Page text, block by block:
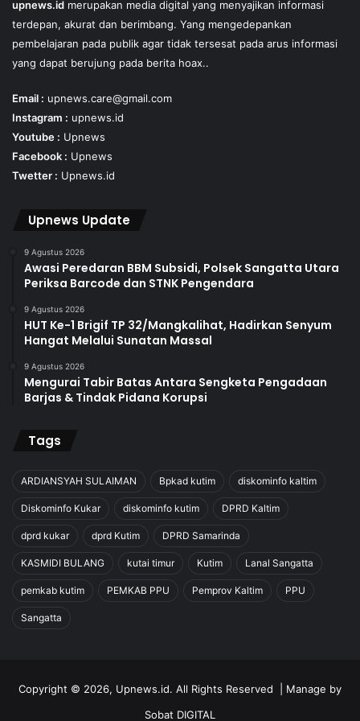
upnews.id merupakan media digital yang menyajikan informasi
terdepan, akurat dan berimbang. Yang mengedepankan
pembelajaran pada publik agar tidak tersesat pada arus informasi
yang dapat berujung pada berita hoax..
Email : upnews.care@gmail.com
Instagram : upnews.id
Youtube : Upnews
Facebook : Upnews
Twetter : Upnews.id
Upnews Update
9 Agustus 2026
Awasi Peredaran BBM Subsidi, Polsek Sangatta Utara
Periksa Barcode dan STNK Pengendara
9 Agustus 2026
HUT Ke-1 Brigif TP 32/Mangkalihat, Hadirkan Senyum
Hangat Melalui Sunatan Massal
9 Agustus 2026
Mengurai Tabir Batas Antara Sengketa Pengadaan
Barjas & Tindak Pidana Korupsi
Tags
ARDIANSYAH SULAIMAN Bpkad kutim diskominfo kaltim
Diskominfo Kukar diskominfo kutim DPRD Kaltim
dprd kukar dprd Kutim DPRD Samarinda
KASMIDI BULANG kutai timur Kutim Lanal Sangatta
pemkab kutim PEMKAB PPU Pemprov Kaltim PPU
Sangatta
Copyright © 2026, Upnews.id. All Rights Reserved | Manage by
Sobat DIGITAL